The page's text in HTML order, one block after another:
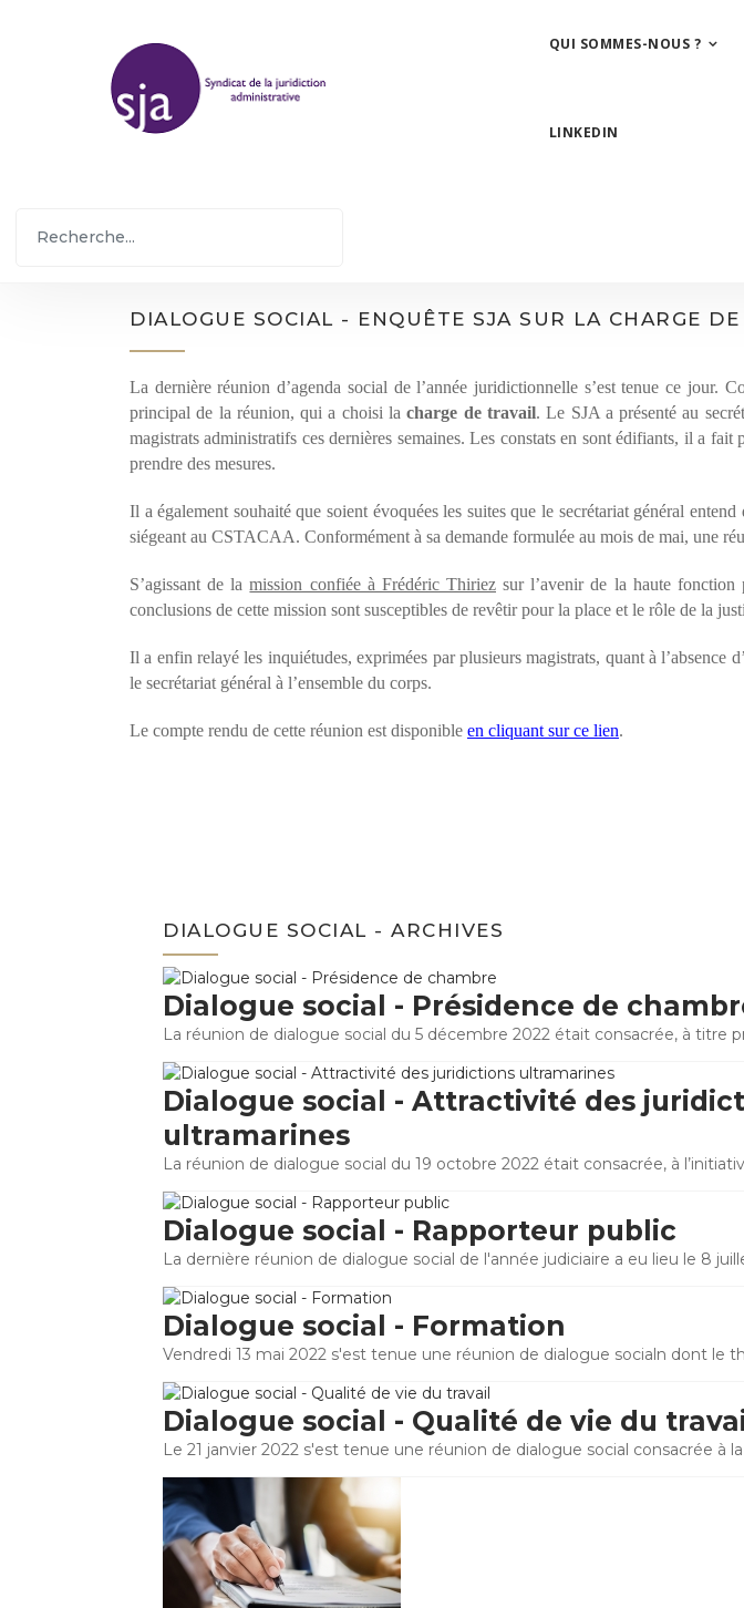
QUI SOMMES-NOUS ?
LINKEDIN
DIALOGUE SOCIAL - ENQUÊTE SJA SUR LA CHARGE
La dernière réunion d’agenda social de l’année juridictionnelle s’est tenue ce jour.
principal de la réunion, qui a choisi lacharge de travail. Le SJA a présenté au
magistrats administratifs ces dernières semaines. Les constats en sont édifiants, il a
prendre des mesures.
Il a également souhaité que soient évoquées les suites que le secrétariat général
siégeant au CSTACAA. Conformément à sa demande formulée au mois de mai, une
S’agissant de lamission confiée à Frédéric Thiriez sur l’avenir de la haute
conclusions de cette mission sont susceptibles de revêtir pour la place et le rôle de la
Il a enfin relayé les inquiétudes, exprimées par plusieurs magistrats, quant à l’absence
le secrétariat général à l’ensemble du corps.
Le compte rendu de cette réunion est disponible en cliquant sur ce lien.
DIALOGUE SOCIAL - ARCHIVES
Dialogue social - Présidence de
La réunion de dialogue social du 5 décembre 2022 était consacrée, à titre
Dialogue social - Attractivité des
ultramarines
La réunion de dialogue social du 19 octobre 2022 était consacrée, à
Dialogue social - Rapporteur public
La dernière réunion de dialogue social de l'année judiciaire a eu lieu le 8
Dialogue social - Formation
Vendredi 13 mai 2022 s'est tenue une réunion de dialogue socialn dont le
Dialogue social - Qualité de vie du
Le 21 janvier 2022 s'est tenue une réunion de dialogue social consacrée à